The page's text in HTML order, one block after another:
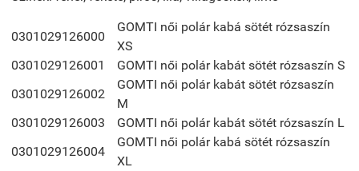
0301029126000
GOMTI női polár kabá sötét rózsaszín
XS
0301029126001
GOMTI női polár kabát sötét rózsaszín S
0301029126002
GOMTI női polár kabát sötét rózsaszín
M
0301029126003
GOMTI női polár kabát sötét rózsaszín L
0301029126004
GOMTI női polár kabá sötét rózsaszín
XL